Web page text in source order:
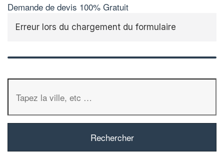
Demande de devis 100% Gratuit
Erreur lors du chargement du formulaire